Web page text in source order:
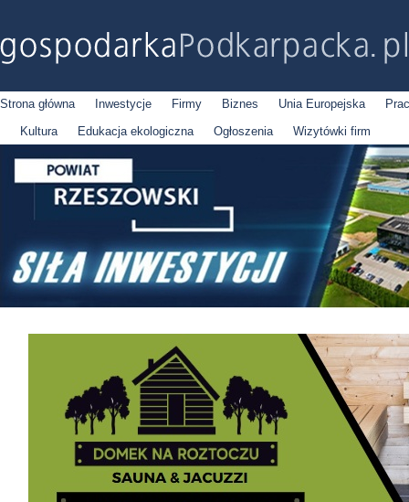
Strona główna Inwestycje Firmy Biznes Unia Europejska
Kultura
Edukacja ekologiczna Ogłoszenia Wizytówki firm